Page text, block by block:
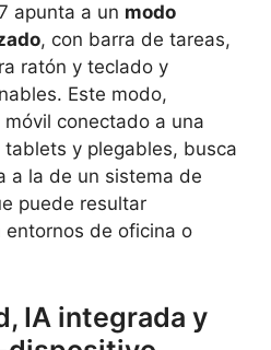
apunta a un modo
, con barra de tareas,
ratón y teclado y
Este modo,
conectado a una
y plegables, busca
a la de un sistema de
puede resultar
de oficina o
IA integrada y